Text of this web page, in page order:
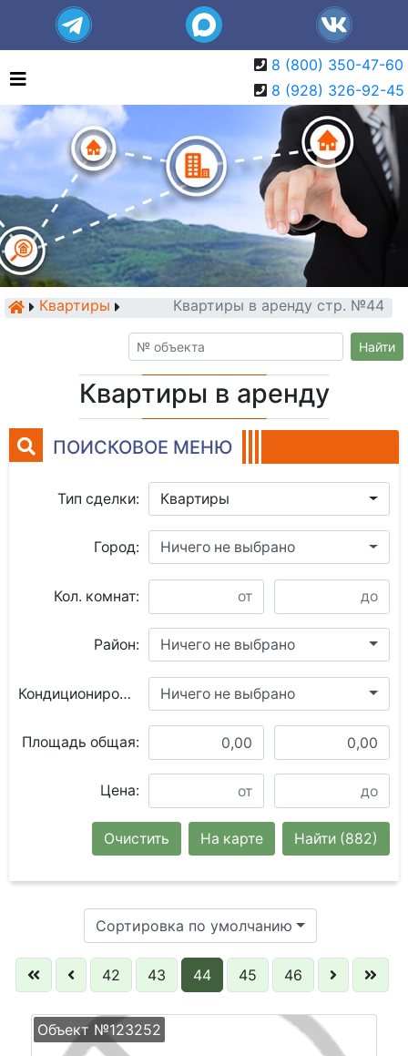
8 (800) 350-47-60
8 (928) 326-92-45
Квартиры Квартиры в аренду стр. №44
Найти
Квартиры в аренду
ПОИСКОВОЕ МЕНЮ
Тип сделки: Квартиры
Город: Ничего не выбрано
Кол. комнат:
Район: Ничего не выбрано
Кондиционирование: Ничего не выбрано
Площадь общая:
Цена:
Найти (882)
На карте
Очистить
Сортировка по умолчанию
42 43 44 45 46
Объект №123252